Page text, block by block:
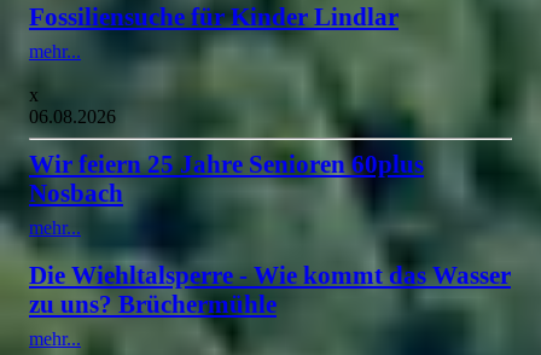
Fossiliensuche für Kinder Lindlar
mehr...
x
06.08.2026
Wir feiern 25 Jahre Senioren 60plus
Nosbach
mehr...
Die Wiehltalsperre - Wie kommt das Wasser
zu uns? Brüchermühle
mehr...